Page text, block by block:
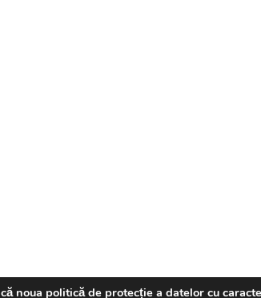
noua politică de protecție a datelor cu